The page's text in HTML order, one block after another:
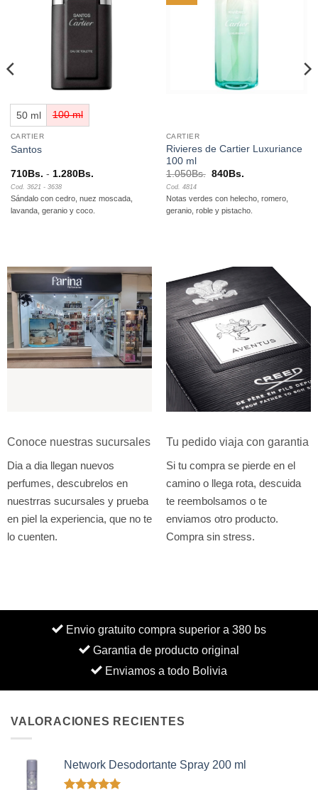
50 ml 100 ml
CARTIER
Santos
710Bs. - 1.280Bs.Rango
desde
710Bs.
Cod. 3621 - 3638
Sándalo con cedro, nuez moscada,
lavanda, geranio y coco.
CARTIER
Rivieres de Cartier Luxuriance
100 ml
1.050Bs. El
era:
1.050Bs..
840Bs.El
es:
840Bs..
Cod. 4814
Notas verdes con helecho, romero,
geranio, roble y pistacho.
Conoce nuestras sucursales
Dia a dia llegan nuevos
perfumes, descubrelos en
nuestrras sucursales y prueba
en piel la experiencia, que no te
lo cuenten.
Tu pedido viaja con garantia
Si tu compra se pierde en el
camino o llega rota, descuida
te reembolsamos o te
enviamos otro producto.
Compra sin stress.
Envio gratuito compra superior a 380 bs
Garantia de producto original
Enviamos a todo Bolivia
VALORACIONES RECIENTES
Network Desodortante Spray 200 ml